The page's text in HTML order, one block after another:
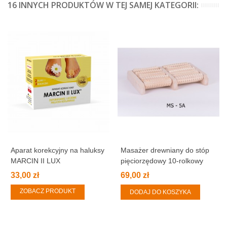
16 INNYCH PRODUKTÓW W TEJ SAMEJ KATEGORII:
Aparat korekcyjny na haluksy
MARCIN II LUX
33,00 zł
ZOBACZ PRODUKT
Masażer drewniany do stóp
pięciorzędowy 10-rolkowy
69,00 zł
DODAJ DO KOSZYKA